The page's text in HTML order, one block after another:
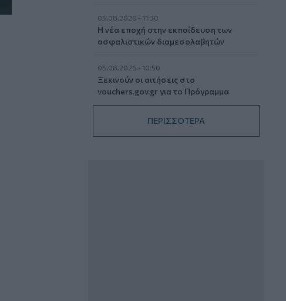
05.08.2026 - 11:30
Η νέα εποχή στην εκπαίδευση των
ασφαλιστικών διαμεσολαβητών
05.08.2026 - 10:50
Ξεκινούν οι αιτήσεις στο
vouchers.gov.gr για το Πρόγραμμα
«Τουρισμός για όλους 2026-2027»
ΠΕΡΙΣΣΟΤΕΡΑ